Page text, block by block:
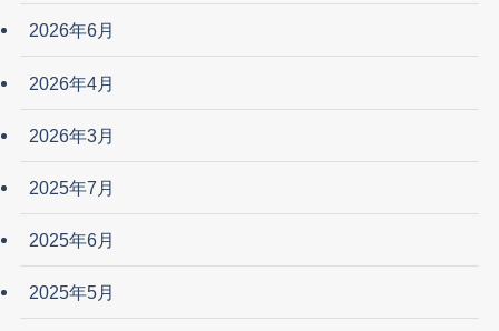
2026年6月
2026年4月
2026年3月
2025年7月
2025年6月
2025年5月